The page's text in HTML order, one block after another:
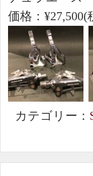
価格：¥27,500(
カテゴリー：